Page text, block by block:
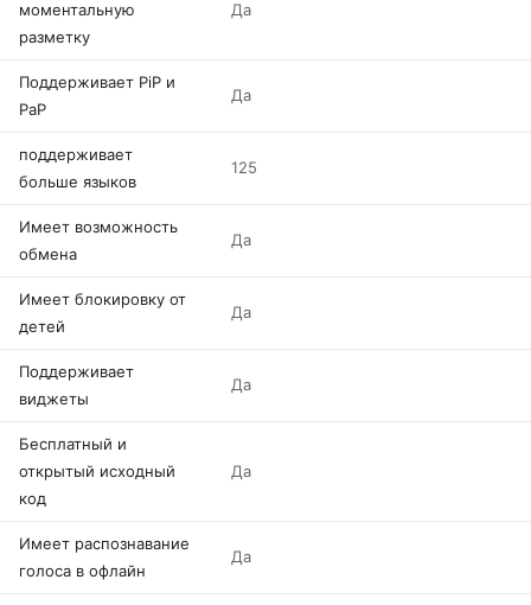
моментальную
разметку
Да
Поддерживает PiP и
PaP
Да
поддерживает
больше языков
125
Имеет возможность
обмена
Да
Имеет блокировку от
детей
Да
Поддерживает
виджеты
Да
Бесплатный и
открытый исходный
код
Да
Имеет распознавание
голоса в офлайн
Да